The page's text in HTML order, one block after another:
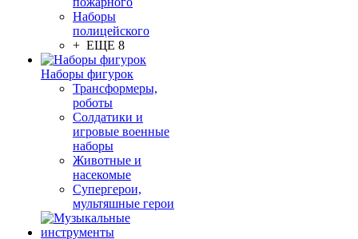
Наборы
полицейского
+ ЕЩЕ 8
Наборы фигурок
Трансформеры,
роботы
Солдатики и
игровые военные
наборы
Животные и
насекомые
Супергерои,
мультяшные герои